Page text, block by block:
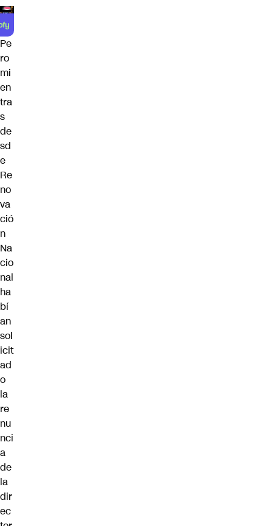
Pe
ro
mi
en
tra
s
de
sd
e
Re
no
va
ció
n
Na
cio
nal
ha
bí
an
sol
icit
ad
o
la
re
nu
nci
a
de
la
dir
ec